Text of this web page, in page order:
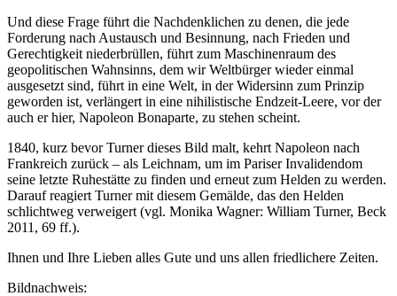
Und diese Frage führt die Nachdenklichen zu denen, die jede
Forderung nach Austausch und Besinnung, nach Frieden und
Gerechtigkeit niederbrüllen, führt zum Maschinenraum des
geopolitischen Wahnsinns, dem wir Weltbürger wieder einmal
ausgesetzt sind, führt in eine Welt, in der Widersinn zum Prinzip
geworden ist, verlängert in eine nihilistische Endzeit-Leere, vor der
auch er hier, Napoleon Bonaparte, zu stehen scheint.
1840, kurz bevor Turner dieses Bild malt, kehrt Napoleon nach
Frankreich zurück – als Leichnam, um im Pariser Invalidendom
seine letzte Ruhestätte zu finden und erneut zum Helden zu werden.
Darauf reagiert Turner mit diesem Gemälde, das den Helden
schlichtweg verweigert (vgl. Monika Wagner: William Turner, Beck
2011, 69 ff.).
Ihnen und Ihre Lieben alles Gute und uns allen friedlichere Zeiten.
Bildnachweis: